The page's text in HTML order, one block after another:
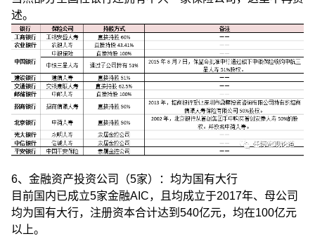
述。
6、金融资产投资公司（5家）：均为国有大行
目前国内已成立5家金融AIC，且均成立于2017年、母公司
均为国有大行，注册资本合计达到540亿元，均在100亿元
以上。